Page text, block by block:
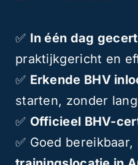
✅ In één dag
praktijkgericht en
✅ Erkende BHV
starten, zonder
✅ Officieel BHV-
✅ Goed